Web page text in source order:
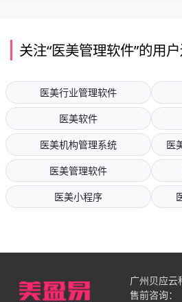
关注“医美管理软件”的用
医美行业管理软件
医美软件
医美机构管理系统
医
医美管理软件
医美小程序
广州贝应云
售前咨询：